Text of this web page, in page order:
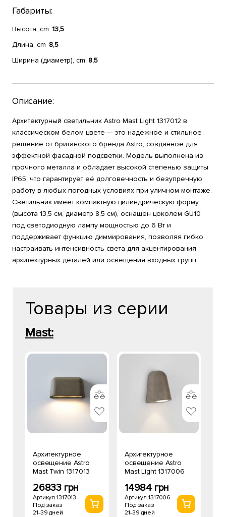
Габариты:
Высота, cm 13,5
Длина, cm 8,5
Ширина (диаметр), cm 8,5
Описание:
Архитектурный светильник Astro Mast Light 1317012 в
классическом белом цвете — это надежное и стильное
решение от британского бренда Astro, созданное для
эффектной фасадной подсветки. Модель выполнена из
прочного металла и обладает высокой степенью защиты
IP65, что гарантирует её долговечность и безупречную
работу в любых погодных условиях при уличном монтаже.
Светильник имеет компактную цилиндрическую форму
(высота 13,5 см, диаметр 8,5 см), оснащен цоколем GU10
под светодиодную лампу мощностью до 6 Вт и
поддерживает функцию диммирования, позволяя гибко
настраивать интенсивность света для акцентирования
архитектурных деталей или освещения входных групп.
Товары из серии
Mast:
Архитектурное
освещение Astro
Mast Twin 1317013
26833 грн
Артикул 1317013
Под заказ
21-39 дней
Архитектурное
освещение Astro
Mast Light 1317006
14984 грн
Артикул 1317006
Под заказ
21-39 дней